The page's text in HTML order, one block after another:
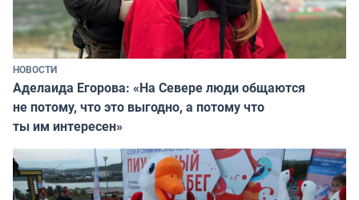
НОВОСТИ
Аделаида Егорова: «На Севере люди общаются
не потому, что это выгодно, а потому что
ты им интересен»